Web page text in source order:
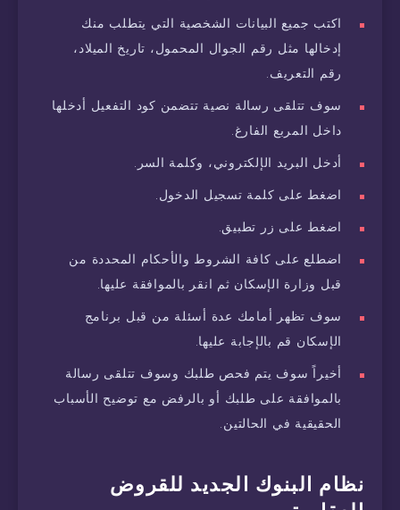
اكتب جميع البيانات الشخصية التي يتطلب منك
إدخالها مثل رقم الجوال المحمول، تاريخ الميلاد،
رقم التعريف.
سوف تتلقى رسالة نصية تتضمن كود التفعيل أدخلها
داخل المربع الفارغ.
أدخل البريد الإلكتروني، وكلمة السر.
اضغط على كلمة تسجيل الدخول.
اضغط على زر تطبيق.
اضطلع على كافة الشروط والأحكام المحددة من
قبل وزارة الإسكان ثم انقر بالموافقة عليها.
سوف تظهر أمامك عدة أسئلة من قبل برنامج
الإسكان قم بالإجابة عليها.
أخيراً سوف يتم فحص طلبك وسوف تتلقى رسالة
بالموافقة على طلبك أو بالرفض مع توضيح الأسباب
الحقيقية في الحالتين.
نظام البنوك الجديد للقروض